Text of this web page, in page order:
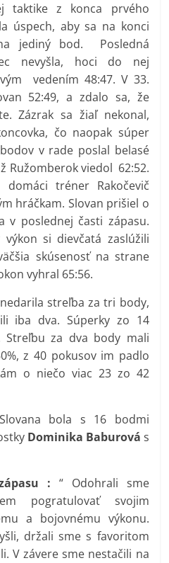
taktike z konca prvého
úspech, aby sa na konci
jediný bod. Posledná
nevyšla, hoci do nej
vedením 48:47. V 33.
52:49, a zdalo sa, že
Zázrak sa žiaľ nekonal,
čo naopak súper
v rade poslal belasé
Ružomberok viedol 62:52.
tréner Rakočevič
hráčkam. Slovan prišiel o
v poslednej časti zápasu.
si dievčatá zaslúžili
skúsenosť na strane
vyhral 65:56.
streľba za tri body,
iba dva. Súperky zo 14
za dva body mali
z 40 pokusov im padlo
o niečo viac 23 zo 42
bola s 16 bodmi
Dominika Baburová s
: “ Odohrali sme
pogratulovať svojim
a bojovnému výkonu.
držali sme s favoritom
V závere sme nestačili na